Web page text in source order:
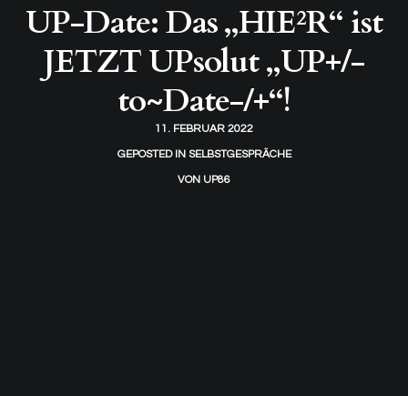
UP-Date: Das „HIE²R“ ist
JETZT UPsolut „UP+/-
to~Date-/+“!
11. FEBRUAR 2022
GEPOSTED IN SELBSTGESPRÄCHE
VON UP86